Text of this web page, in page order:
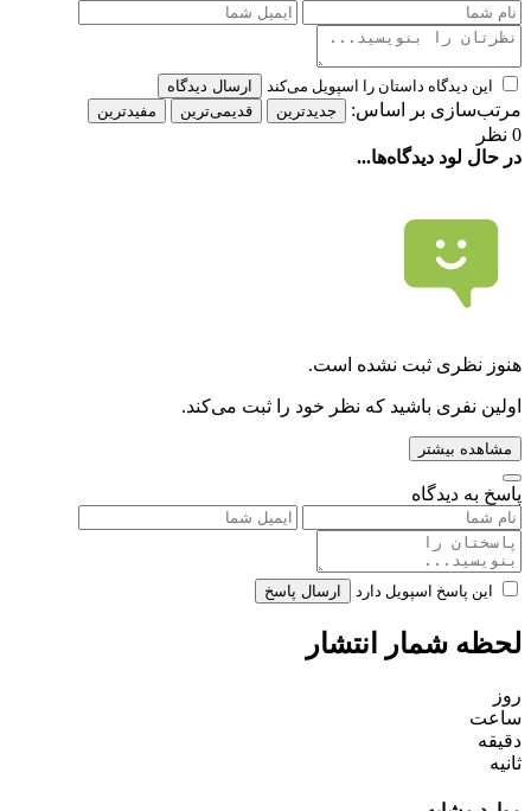
این دیدگاه داستان را اسپویل می‌کند ارسال دیدگاه
مرتب‌سازی بر اساس: جدیدترین قدیمی‌ترین مفیدترین
0 نظر
در حال لود دیدگاه‌ها...
هنوز نظری ثبت نشده است.
اولین نفری باشید که نظر خود را ثبت می‌کند.
مشاهده بیشتر
پاسخ به دیدگاه
این پاسخ اسپویل دارد ارسال پاسخ
لحظه شمار انتشار
روز
ساعت
دقیقه
ثانیه